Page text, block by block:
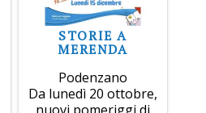
STORIE A
MERENDA
Podenzano
Da lunedì 20 ottobre,